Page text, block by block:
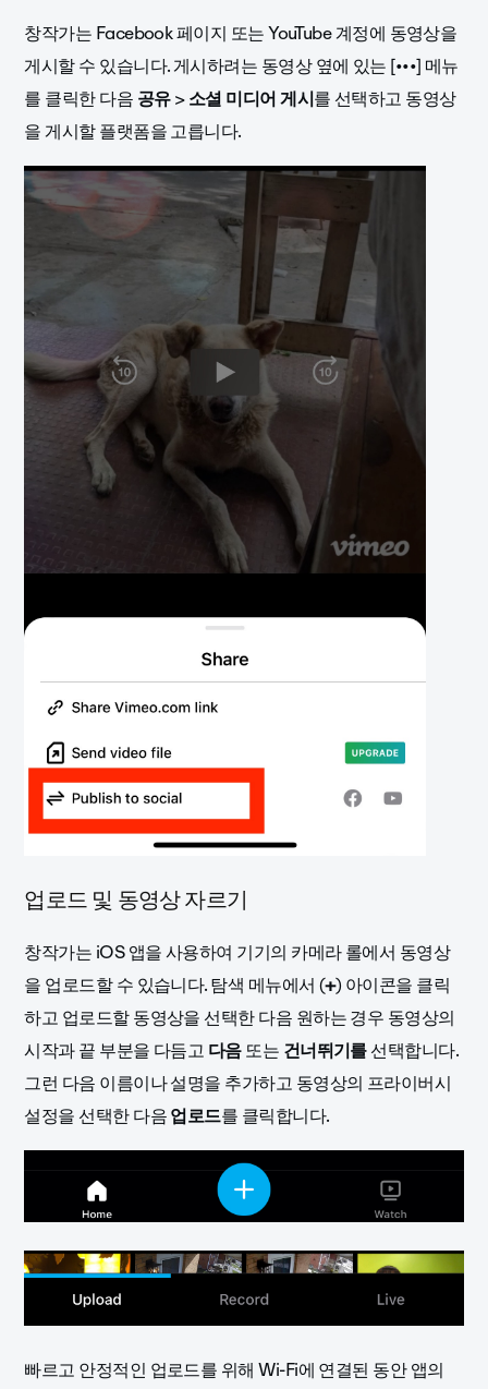
창작가는 Facebook 페이지 또는 YouTube 계정에 동영상을
게시할 수 있습니다. 게시하려는 동영상 옆에 있는 [•••] 메뉴
를 클릭한 다음공유>소셜 미디어 게시를 선택하고 동영상
을 게시할 플랫폼을 고릅니다.
업로드 및 동영상 자르기
창작가는 iOS 앱을 사용하여 기기의 카메라 롤에서 동영상
을 업로드할 수 있습니다. 탐색 메뉴에서 (+) 아이콘을 클릭
하고 업로드할 동영상을 선택한 다음 원하는 경우 동영상의
시작과 끝 부분을 다듬고다음또는건너뛰기를선택합니다.
그런 다음 이름이나 설명을 추가하고 동영상의 프라이버시
설정을 선택한 다음업로드를 클릭합니다.
빠르고 안정적인 업로드를 위해 Wi-Fi에 연결된 동안 앱의